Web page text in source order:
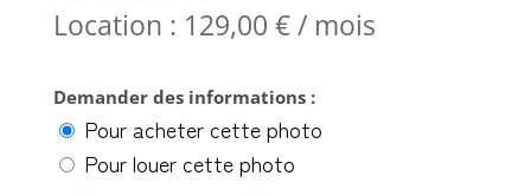
Location : 129,00 €/ mois
Demander des informations :
Pour acheter cette photo
Pour louer cette photo